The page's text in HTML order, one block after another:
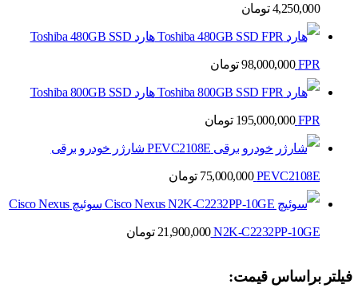
4,250,000 تومان
هارد Toshiba 480GB SSD
FPR
98,000,000 تومان
هارد Toshiba 800GB SSD
FPR
195,000,000 تومان
شارژر خودرو برقی
PEVC2108E
75,000,000 تومان
سوئیچ Cisco Nexus
N2K-C2232PP-10GE
21,900,000 تومان
فیلتر براساس قیمت: